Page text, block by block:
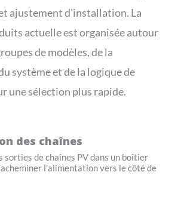
ajustement d'installation. La
actuelle est organisée autour
de modèles, de la
système et de la logique de
une sélection plus rapide.
des chaînes
sorties de chaînes PV dans un boîtier
l'alimentation vers le côté de